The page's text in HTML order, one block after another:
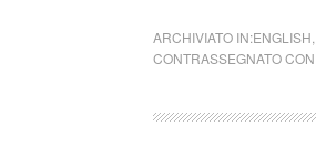
ARCHIVIATO IN:ENGLISH
CONTRASSEGNATO